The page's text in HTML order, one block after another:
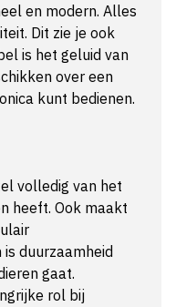
en modern. Alles
Dit zie je ook
is het geluid van
over een
kunt bedienen.
volledig van het
heeft. Ook maakt
duurzaamheid
gaat.
rol bij